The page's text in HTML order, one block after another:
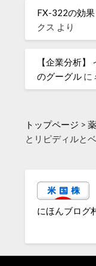
FX-322の効
クス
より
【企業分析
のグーグル に
トップページ >薬
とリピディルと
にほんブログ